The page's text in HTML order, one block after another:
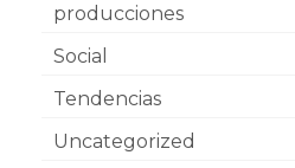
producciones
Social
Tendencias
Uncategorized